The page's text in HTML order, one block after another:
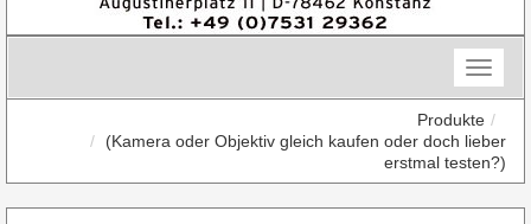
Toggle
Produkte
(Kamera oder Objektiv gleich kaufen oder doch lieber
erstmal testen?)